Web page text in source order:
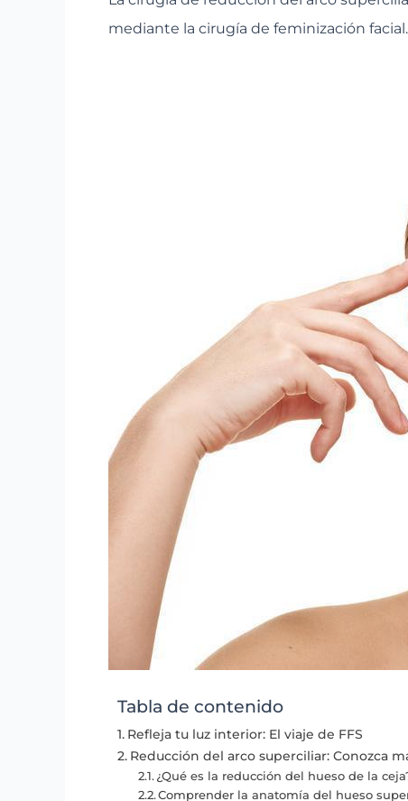
mediante la cirugía de feminización
Tabla de contenido
Refleja tu luz interior: El viaje de FFS
Reducción del arco superciliar: Conozca
¿Qué es la reducción del hueso de la
Comprender la anatomía del hueso